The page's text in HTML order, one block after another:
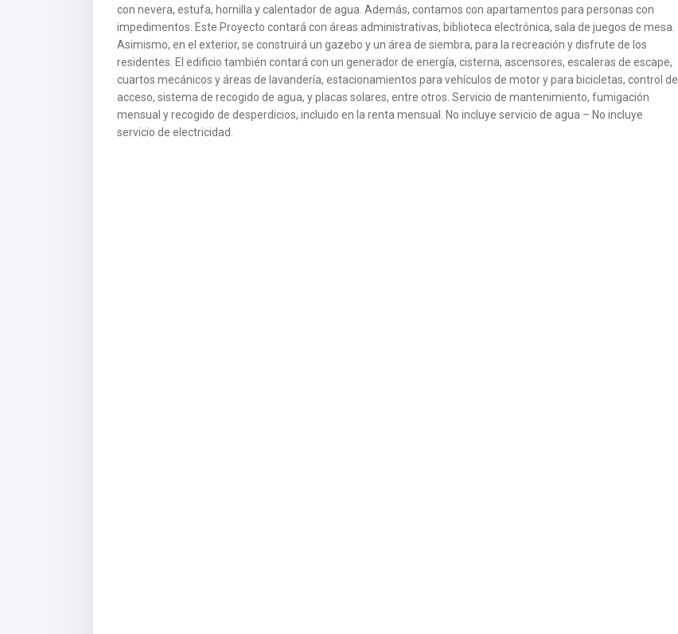
con nevera, estufa, hornilla y calentador de agua. Además, contamos con apartamentos para personas con
impedimentos. Este Proyecto contará con áreas administrativas, biblioteca electrónica, sala de juegos de mesa.
Asimismo, en el exterior, se construirá un gazebo y un área de siembra, para la recreación y disfrute de los
residentes. El edificio también contará con un generador de energía, cisterna, ascensores, escaleras de escape,
cuartos mecánicos y áreas de lavandería, estacionamientos para vehículos de motor y para bicicletas, control de
acceso, sistema de recogido de agua, y placas solares, entre otros. Servicio de mantenimiento, fumigación
mensual y recogido de desperdicios, incluido en la renta mensual. No incluye servicio de agua – No incluye
servicio de electricidad.